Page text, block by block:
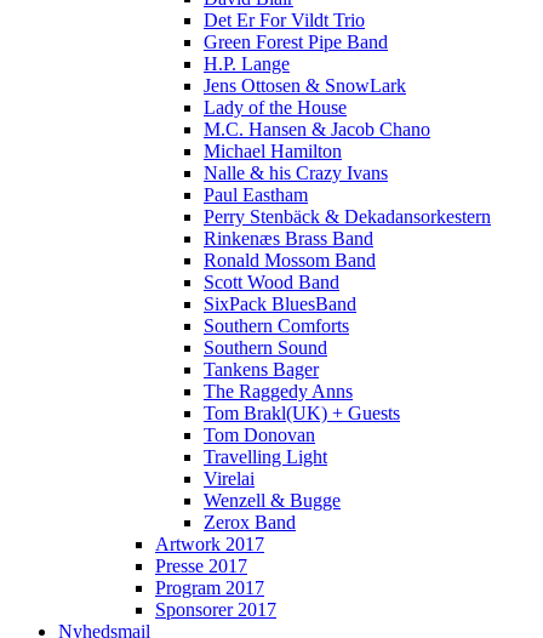
Det Er For Vildt Trio
Green Forest Pipe Band
H.P. Lange
Jens Ottosen & SnowLark
Lady of the House
M.C. Hansen & Jacob Chano
Michael Hamilton
Nalle & his Crazy Ivans
Paul Eastham
Perry Stenbäck & Dekadansorkestern
Rinkenæs Brass Band
Ronald Mossom Band
Scott Wood Band
SixPack BluesBand
Southern Comforts
Southern Sound
Tankens Bager
The Raggedy Anns
Tom Brakl(UK) + Guests
Tom Donovan
Travelling Light
Virelai
Wenzell & Bugge
Zerox Band
Artwork 2017
Presse 2017
Program 2017
Sponsorer 2017
Nyhedsmail